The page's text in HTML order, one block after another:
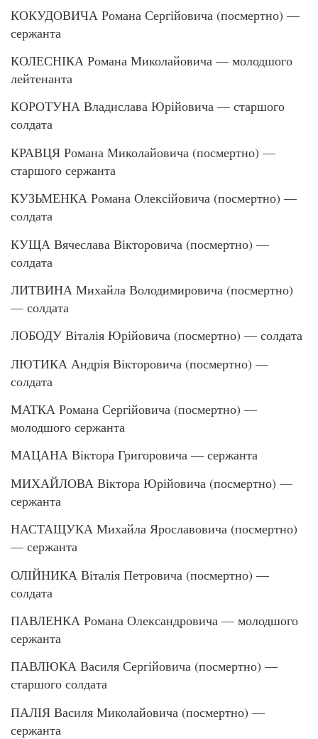
КОКУДОВИЧА Романа Сергійовича (посмертно) —
сержанта
КОЛЕСНІКА Романа Миколайовича — молодшого
лейтенанта
КОРОТУНА Владислава Юрійовича — старшого
солдата
КРАВЦЯ Романа Миколайовича (посмертно) —
старшого сержанта
КУЗЬМЕНКА Романа Олексійовича (посмертно) —
солдата
КУЩА Вячеслава Вікторовича (посмертно) —
солдата
ЛИТВИНА Михайла Володимировича (посмертно)
— солдата
ЛОБОДУ Віталія Юрійовича (посмертно) — солдата
ЛЮТИКА Андрія Вікторовича (посмертно) —
солдата
МАТКА Романа Сергійовича (посмертно) —
молодшого сержанта
МАЦАНА Віктора Григоровича — сержанта
МИХАЙЛОВА Віктора Юрійовича (посмертно) —
сержанта
НАСТАЩУКА Михайла Ярославовича (посмертно)
— сержанта
ОЛІЙНИКА Віталія Петровича (посмертно) —
солдата
ПАВЛЕНКА Романа Олександровича — молодшого
сержанта
ПАВЛЮКА Василя Сергійовича (посмертно) —
старшого солдата
ПАЛІЯ Василя Миколайовича (посмертно) —
сержанта